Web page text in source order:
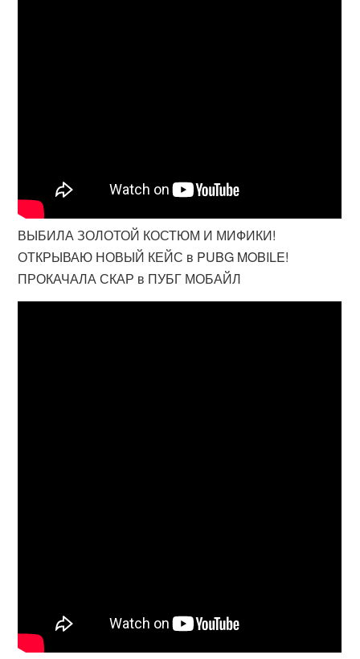
ВЫБИЛА ЗОЛОТОЙ КОСТЮМ И МИФИКИ!
ОТКРЫВАЮ НОВЫЙ КЕЙС в PUBG MOBILE!
ПРОКАЧАЛА СКАР в ПУБГ МОБАЙЛ